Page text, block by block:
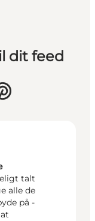
dit feed
talt
alle de
på -